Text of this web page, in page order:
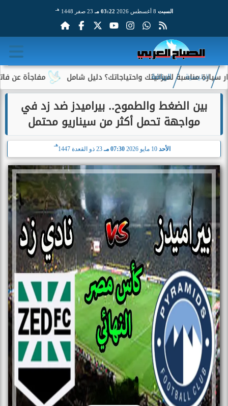
السبت 03:22 مـ 23 صفر 1448 هـ
مفاجأة عن فاتورة لميزانيتك واحتياجاتك؟ دليل شامل
الرئيسية الرياضة
بين الضغط والطموح.. بيراميدز ضد زد في
مواجهة تحمل أكثر من سيناريو محتمل
الأحد 10 مايو 2026 07:30 مـ 23 ذو القعدة 1447
هـ